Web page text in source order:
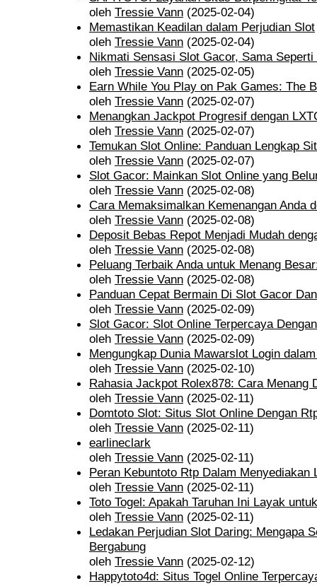
oleh Tressie Vann (2025-02-04)
Memastikan Keadilan dalam Perjudian Slot
oleh Tressie Vann (2025-02-04)
Nikmati Sensasi Slot Gacor, Sama Seperti
oleh Tressie Vann (2025-02-05)
Earn While You Play on Pak Games: The
oleh Tressie Vann (2025-02-07)
Menangkan Jackpot Progresif dengan
oleh Tressie Vann (2025-02-07)
Temukan Slot Online: Panduan Lengkap
oleh Tressie Vann (2025-02-07)
Slot Gacor: Mainkan Slot Online yang
oleh Tressie Vann (2025-02-08)
Cara Memaksimalkan Kemenangan Anda
oleh Tressie Vann (2025-02-08)
Deposit Bebas Repot Menjadi Mudah
oleh Tressie Vann (2025-02-08)
Peluang Terbaik Anda untuk Menang
oleh Tressie Vann (2025-02-08)
Panduan Cepat Bermain Di Slot Gacor
oleh Tressie Vann (2025-02-09)
Slot Gacor: Slot Online Terpercaya
oleh Tressie Vann (2025-02-09)
Mengungkap Dunia Mawarslot Login
oleh Tressie Vann (2025-02-10)
Rahasia Jackpot Rolex878: Cara Menang
oleh Tressie Vann (2025-02-11)
Domtoto Slot: Situs Slot Online Dengan
oleh Tressie Vann (2025-02-11)
earlineclark
oleh Tressie Vann (2025-02-11)
Peran Kebuntoto Rtp Dalam Menyediakan
oleh Tressie Vann (2025-02-11)
Toto Togel: Apakah Taruhan Ini Layak
oleh Tressie Vann (2025-02-11)
Ledakan Perjudian Slot Daring: Mengapa
Bergabung
oleh Tressie Vann (2025-02-12)
Happytoto4d: Situs Togel Online